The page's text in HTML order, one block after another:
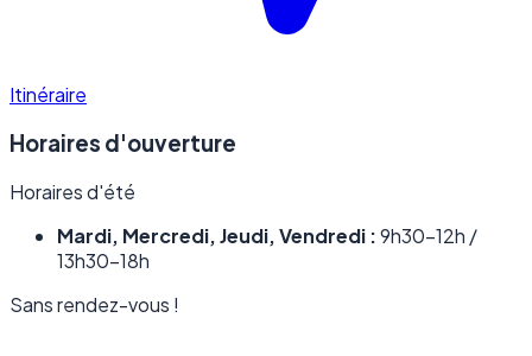
Itinéraire
Horaires d'ouverture
Horaires d'été
Mardi, Mercredi, Jeudi, Vendredi :9h30–12h /
13h30–18h
Sans rendez-vous !